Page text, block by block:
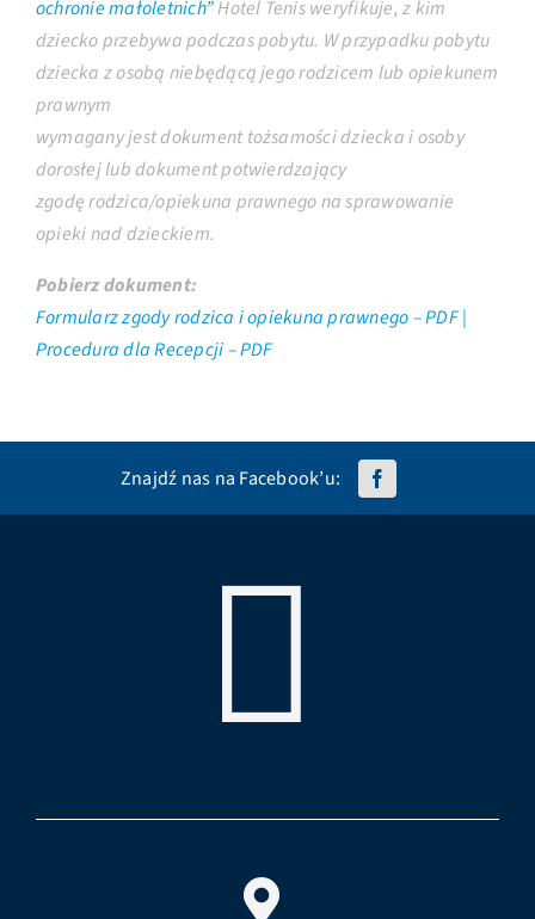
ochronie małoletnich”Hotel Tenis weryfikuje, z kim
dziecko przebywa podczas pobytu. W przypadku pobytu
dziecka z osobą niebędącą jego rodzicem lub opiekunem
prawnym
wymagany jest dokument tożsamości dziecka i osoby
dorosłej lub dokument potwierdzający
zgodę rodzica/opiekuna prawnego na sprawowanie
opieki nad dzieckiem.
Pobierz dokument:
Formularz zgody rodzica i opiekuna prawnego – PDF |
Procedura dla Recepcji – PDF
Znajdź nas na Facebook’u: